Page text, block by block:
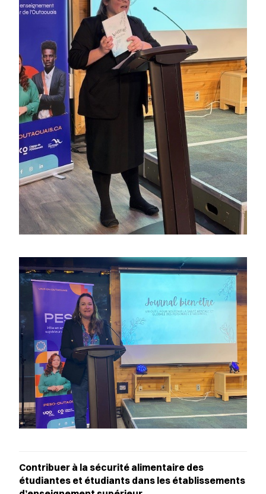
Contribuer à la sécurité alimentaire des
étudiantes et étudiants dans les établissements